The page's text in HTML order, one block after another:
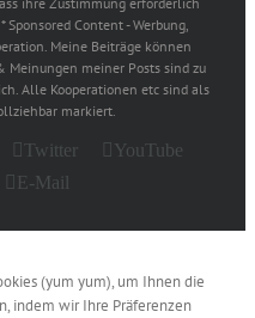
Content - Werbung,
Meine Beiträge können
meiner Posts sind zu
Alle Kooperationen etc sind als
markiert.
Twitter
YouTube
E-Mail
(yum yum), um Ihnen die
indem wir Ihre Präferenzen